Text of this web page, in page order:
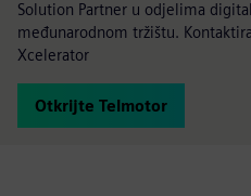
Solution Partner u odjelima
međunarodnom tržištu.
Xcelerator
Otkrijte Telmotor